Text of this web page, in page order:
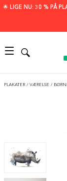
🌟 LIGE NU: 30 % PÅ
PLAKATER / VÆRELSE /